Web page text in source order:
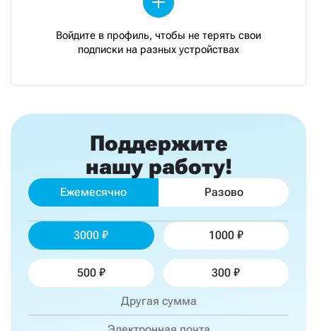
Войдите в профиль, чтобы не терять свои
подписки на разных устройствах
Поддержите
нашу работу!
Ежемесячно Разово
3000 1000
500 300